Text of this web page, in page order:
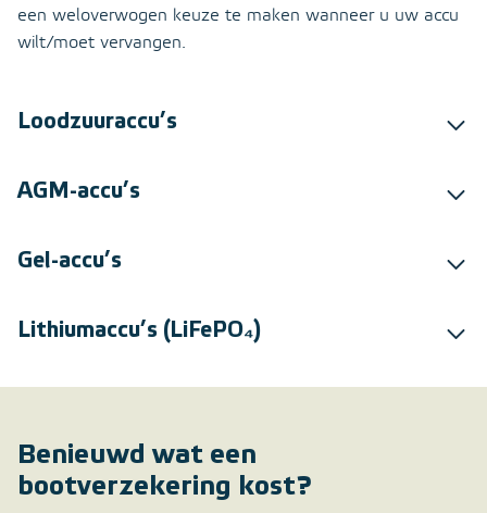
een weloverwogen keuze te maken wanneer u uw accu
wilt/moet vervangen.
Loodzuuraccu’s
AGM-accu’s
Gel-accu’s
Lithiumaccu’s (LiFePO₄)
Benieuwd wat een
bootverzekering kost?